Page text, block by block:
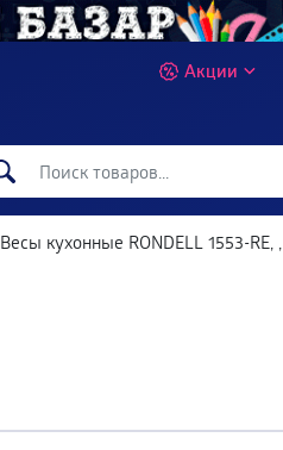
Акции
Весы кухонные RONDELL 1553-RE, ,